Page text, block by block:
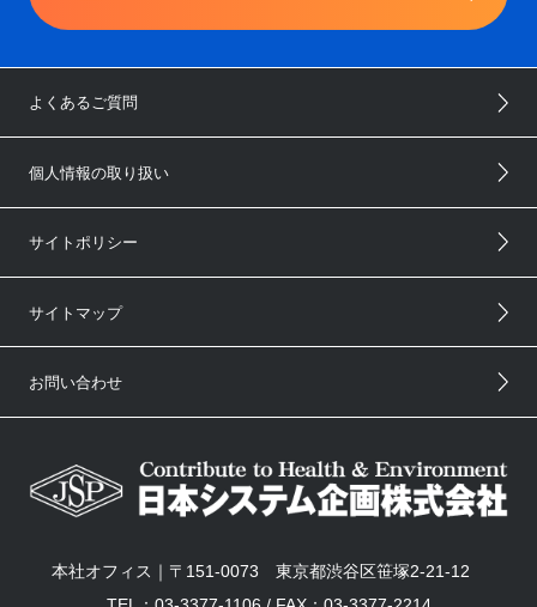
よくあるご質問
個人情報の取り扱い
サイトポリシー
サイトマップ
お問い合わせ
本社オフィス｜〒151-0073 東京都渋谷区笹塚2-21-12